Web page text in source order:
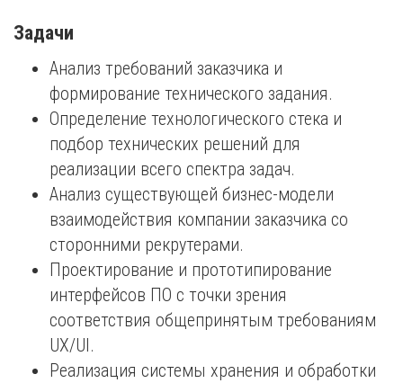
Задачи
Анализ требований заказчика и
формирование технического задания.
Определение технологического стека и
подбор технических решений для
реализации всего спектра задач.
Анализ существующей бизнес-модели
взаимодействия компании заказчика со
сторонними рекрутерами.
Проектирование и прототипирование
интерфейсов ПО с точки зрения
соответствия общепринятым требованиям
UX/UI.
Реализация системы хранения и обработки